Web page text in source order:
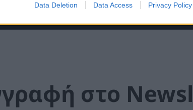
Data Deletion Data Access Privacy Policy
στο